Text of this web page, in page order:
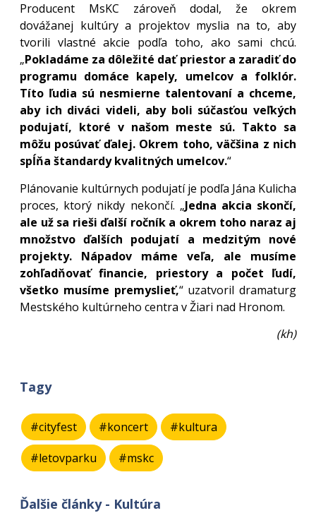
Producent MsKC zároveň dodal, že okrem
dovážanej kultúry a projektov myslia na to, aby
tvorili vlastné akcie podľa toho, ako sami chcú.
„Pokladáme za dôležité dať priestor a zaradiť do
programu domáce kapely, umelcov a folklór.
Títo ľudia sú nesmierne talentovaní a chceme,
aby ich diváci videli, aby boli súčasťou veľkých
podujatí, ktoré v našom meste sú. Takto sa
môžu posúvať ďalej. Okrem toho, väčšina z nich
spĺňa štandardy kvalitných umelcov.“
Plánovanie kultúrnych podujatí je podľa Jána Kulicha
proces, ktorý nikdy nekončí. „Jedna akcia skončí,
ale už sa rieši ďalší ročník a okrem toho naraz aj
množstvo ďalších podujatí a medzitým nové
projekty. Nápadov máme veľa, ale musíme
zohľadňovať financie, priestory a počet ľudí,
všetko musíme premyslieť,“ uzatvoril dramaturg
Mestského kultúrneho centra v Žiari nad Hronom.
(kh)
Tagy
#cityfest #koncert #kultura
#letovparku #mskc
Ďalšie články - Kultúra